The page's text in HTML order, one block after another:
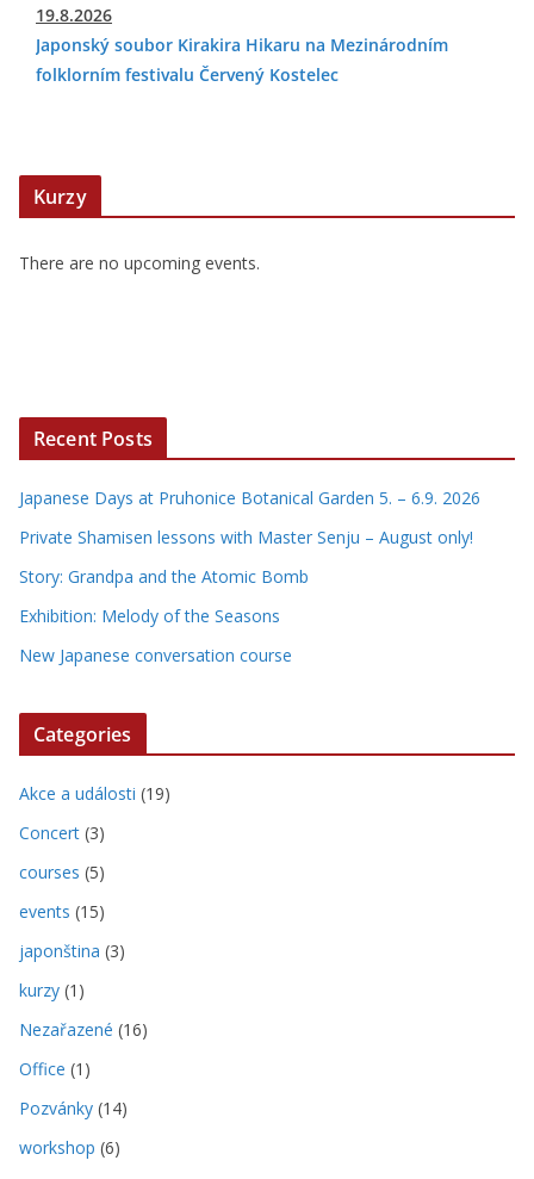
19.8.2026
Japonský soubor Kirakira Hikaru na Mezinárodním
folklorním festivalu Červený Kostelec
Kurzy
There are no upcoming events.
Recent Posts
Japanese Days at Pruhonice Botanical Garden 5. – 6.9. 2026
Private Shamisen lessons with Master Senju – August only!
Story: Grandpa and the Atomic Bomb
Exhibition: Melody of the Seasons
New Japanese conversation course
Categories
Akce a události (19)
Concert (3)
courses (5)
events (15)
japonština (3)
kurzy (1)
Nezařazené (16)
Office (1)
Pozvánky (14)
workshop (6)